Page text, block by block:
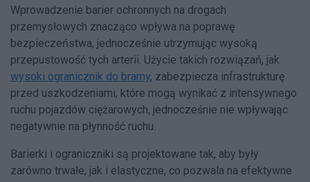
Wprowadzenie barier ochronnych na drogach
przemysłowych znacząco wpływa na poprawę
bezpieczeństwa, jednocześnie utrzymując wysoką
przepustowość tych arterii. Użycie takich rozwiązań, jak
wysoki ogranicznik do bramy, zabezpiecza infrastrukturę
przed uszkodzeniami, które mogą wynikać z intensywnego
ruchu pojazdów ciężarowych, jednocześnie nie wpływając
negatywnie na płynność ruchu.
Barierki i ograniczniki są projektowane tak, aby były
zarówno trwałe, jak i elastyczne, co pozwala na efektywne